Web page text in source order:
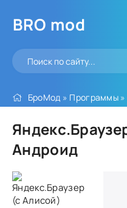
BRO mod
БроМод » Программы
Андроид